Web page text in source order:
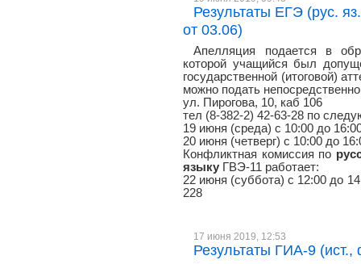
Результаты ЕГЭ (рус.
от 03.06)
Апелляция подается в
которой учащийся был
государственной (итоговой)
можно подать
ул. Пирогова, 10, каб 106
тел (8-382-2) 42-63-28 по
19 июня (среда) с 10:00 до
20 июня (четверг) с 10:00 до
Конфликтная комиссия по
языку ГВЭ-11 работает:
22 июня (суббота) с 12:00 до
228
17 июня 2019, 12:53
Результаты ГИА-9 (ист.,